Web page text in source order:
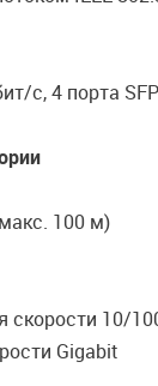
с, 4 порта SFP
100 м)
скорости 10/
Gigabit